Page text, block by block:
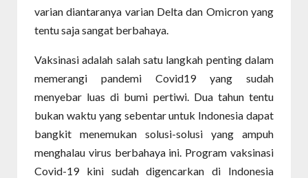
varian diantaranya varian Delta dan Omicron yang
tentu saja sangat berbahaya.
Vaksinasi adalah salah satu langkah penting dalam
memerangi pandemi Covid19 yang sudah
menyebar luas di bumi pertiwi. Dua tahun tentu
bukan waktu yang sebentar untuk Indonesia dapat
bangkit menemukan solusi-solusi yang ampuh
menghalau virus berbahaya ini. Program vaksinasi
Covid-19 kini sudah digencarkan di Indonesia